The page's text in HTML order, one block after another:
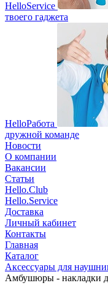
HelloService
твоего гаджета
HelloРабота
дружной команде
Новости
О компании
Вакансии
Статьи
Hello.Club
Hello.Service
Доставка
Личный кабинет
Контакты
Главная
Каталог
Аксессуары для
Амбушюры - накладки